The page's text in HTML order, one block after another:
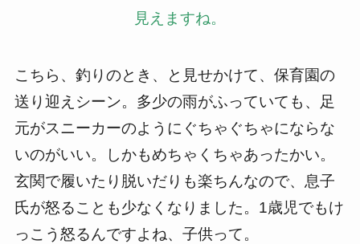
見えますね。
こちら、釣りのとき、と見せかけて、保育園の
送り迎えシーン。多少の雨がふっていても、足
元がスニーカーのようにぐちゃぐちゃにならな
いのがいい。しかもめちゃくちゃあったかい。
玄関で履いたり脱いだりも楽ちんなので、息子
氏が怒ることも少なくなりました。1歳児でもけ
っこう怒るんですよね、子供って。